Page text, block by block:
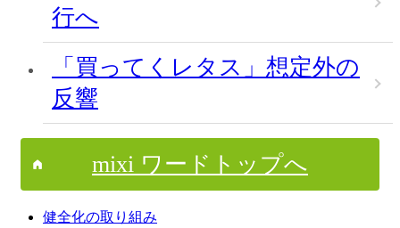
行へ
「買ってくレタス」想定外の
反響
mixi ワードトップへ
健全化の取り組み